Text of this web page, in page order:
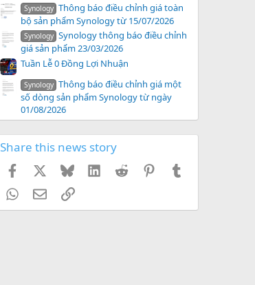
Synology Thông báo điều chỉnh giá toàn
bộ sản phẩm Synology từ 15/07/2026
Synology Synology thông báo điều chỉnh
giá sản phẩm 23/03/2026
Tuần Lễ 0 Đồng Lợi Nhuận
Synology Thông báo điều chỉnh giá một
số dòng sản phẩm Synology từ ngày
01/08/2026
Share this news story
Facebook Bluesky LinkedInReddit Pinterest
WhatsApp
EmailLink